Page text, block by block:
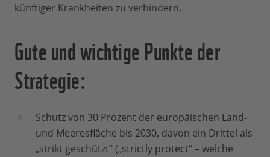
künftiger Krankheiten zu verhindern.
Gute und wichtige Punkte der
Strategie:
Schutz von 30 Prozent der europäischen Land-
und Meeresfläche bis 2030, davon ein Drittel als
„strikt geschützt“ („strictly protect“ – welche